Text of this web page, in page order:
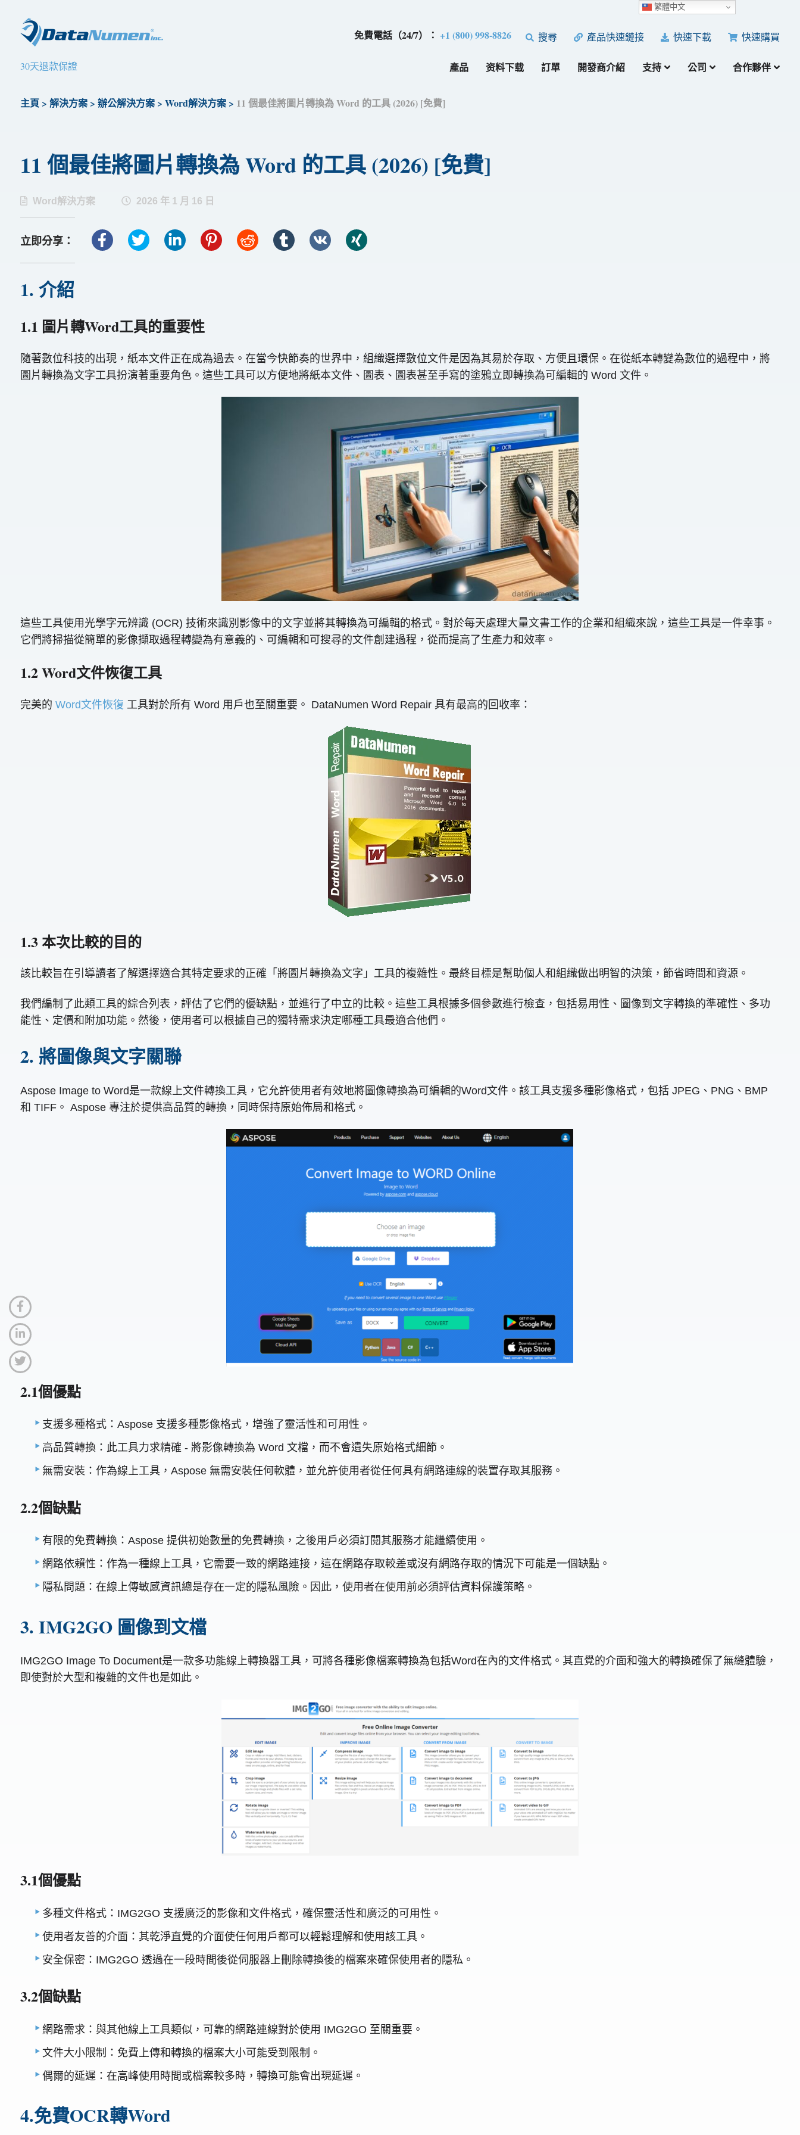
免費電話（24/7）：+1 (800) 998-8826 搜尋 產品快速鏈接 快速下載 快速購買
30天退款保證 產品 资料下载 訂單 開發商介紹 支持 公司 合作夥伴
主頁> 解決方案 > 辦公解決方案> Word解決方案> 11 個最佳將圖片轉換為 Word 的工具 (2026) [免費]
11 個最佳將圖片轉換為 Word 的工具 (2026) [免費]
Word解決方案 2026 年 1 月 16 日
立即分享：
1. 介紹
1.1 圖片轉Word工具的重要性
隨著數位科技的出現，紙本文件正在成為過去。在當今快節奏的世界中，組織選擇數位文件是因為其易於存取、方便且環保。在從紙本轉變為數位的過程中，將
圖片轉換為文字工具扮演著重要角色。這些工具可以方便地將紙本文件、圖表、圖表甚至手寫的塗鴉立即轉換為可編輯的 Word 文件。
這些工具使用光學字元辨識 (OCR) 技術來識別影像中的文字並將其轉換為可編輯的格式。對於每天處理大量文書工作的企業和組織來說，這些工具是一件幸事。
它們將掃描從簡單的影像擷取過程轉變為有意義的、可編輯和可搜尋的文件創建過程，從而提高了生產力和效率。
1.2 Word文件恢復工具
完美的 Word文件恢復 工具對於所有 Word 用戶也至關重要。 DataNumen Word Repair 具有最高的回收率：
1.3 本次比較的目的
該比較旨在引導讀者了解選擇適合其特定要求的正確「將圖片轉換為文字」工具的複雜性。最終目標是幫助個人和組織做出明智的決策，節省時間和資源。
我們編制了此類工具的綜合列表，評估了它們的優缺點，並進行了中立的比較。這些工具根據多個參數進行檢查，包括易用性、圖像到文字轉換的準確性、多功
能性、定價和附加功能。然後，使用者可以根據自己的獨特需求決定哪種工具最適合他們。
2. 將圖像與文字關聯
Aspose Image to Word是一款線上文件轉換工具，它允許使用者有效地將圖像轉換為可編輯的Word文件。該工具支援多種影像格式，包括 JPEG、PNG、BMP
和 TIFF。 Aspose 專注於提供高品質的轉換，同時保持原始佈局和格式。
2.1個優點
支援多種格式：Aspose 支援多種影像格式，增強了靈活性和可用性。
高品質轉換：此工具力求精確 - 將影像轉換為 Word 文檔，而不會遺失原始格式細節。
無需安裝：作為線上工具，Aspose 無需安裝任何軟體，並允許使用者從任何具有網路連線的裝置存取其服務。
2.2個缺點
有限的免費轉換：Aspose 提供初始數量的免費轉換，之後用戶必須訂閱其服務才能繼續使用。
網路依賴性：作為一種線上工具，它需要一致的網路連接，這在網路存取較差或沒有網路存取的情況下可能是一個缺點。
隱私問題：在線上傳敏感資訊總是存在一定的隱私風險。因此，使用者在使用前必須評估資料保護策略。
3. IMG2GO 圖像到文檔
IMG2GO Image To Document是一款多功能線上轉換器工具，可將各種影像檔案轉換為包括Word在內的文件格式。其直覺的介面和強大的轉換確保了無縫體驗，
即使對於大型和複雜的文件也是如此。
3.1個優點
多種文件格式：IMG2GO 支援廣泛的影像和文件格式，確保靈活性和廣泛的可用性。
使用者友善的介面：其乾淨直覺的介面使任何用戶都可以輕鬆理解和使用該工具。
安全保密：IMG2GO 透過在一段時間後從伺服器上刪除轉換後的檔案來確保使用者的隱私。
3.2個缺點
網路需求：與其他線上工具類似，可靠的網路連線對於使用 IMG2GO 至關重要。
文件大小限制：免費上傳和轉換的檔案大小可能受到限制。
偶爾的延遲：在高峰使用時間或檔案較多時，轉換可能會出現延遲。
4.免費OCR轉Word
繁體中文